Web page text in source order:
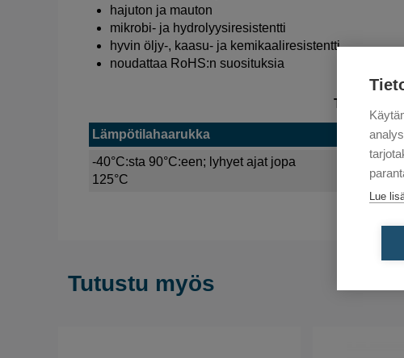
hajuton ja mauton
mikrobi- ja hydrolyysiresistentti
hyvin öljy-, kaasu- ja kemikaaliresistentti
noudattaa RoHS:n suosituksia
Tekniset
Lämpötilahaarukka
-40°C:sta 90°C:een; lyhyet ajat jopa
125°C
Seinä:
PUR®)
Tutustu myös
Lue